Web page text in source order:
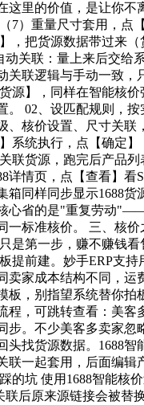
这里的价值，是让你不
7）重量尺寸套用，点
，把货源数据带过来（
动关联：量上来后交给
关联逻辑与手动一致，
源】，同样在智能核
。 02、设匹配规则，
、核价设置、尺寸关联
系统执行，点【确定
联货源，跑完后产品
详情页，点【查看】看
箱同样同步显示1688货
心省的是"重复劳动
一标准核价。 三、核价
是第一步，赚不赚钱看
提前建。妙手ERP支持
卖家成本结构不同，运
板，别指望系统替你拍
程，可跳转查看：美客
步。不少美客多卖家忽
头找货源数据。1688智
联一起套用，后面编辑
的坑 使用1688智能核
联后原来源链接会被替